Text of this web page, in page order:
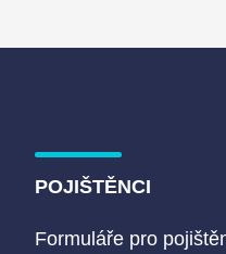
POJIŠTĚNCI
Formuláře pro